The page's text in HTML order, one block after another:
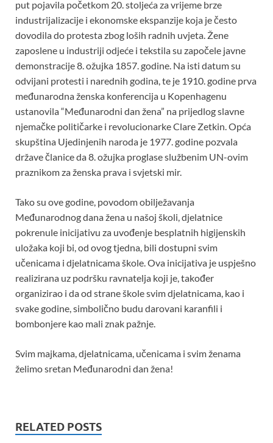
put pojavila početkom 20. stoljeća za vrijeme brze
industrijalizacije i ekonomske ekspanzije koja je često
dovodila do protesta zbog loših radnih uvjeta. Žene
zaposlene u industriji odjeće i tekstila su započele javne
demonstracije 8. ožujka 1857. godine. Na isti datum su
odvijani protesti i narednih godina, te je 1910. godine prva
međunarodna ženska konferencija u Kopenhagenu
ustanovila “Međunarodni dan žena” na prijedlog slavne
njemačke političarke i revolucionarke Clare Zetkin. Opća
skupština Ujedinjenih naroda je 1977. godine pozvala
države članice da 8. ožujka proglase službenim UN-ovim
praznikom za ženska prava i svjetski mir.
Tako su ove godine, povodom obilježavanja
Međunarodnog dana žena u našoj školi, djelatnice
pokrenule inicijativu za uvođenje besplatnih higijenskih
uložaka koji bi, od ovog tjedna, bili dostupni svim
učenicama i djelatnicama škole. Ova inicijativa je uspješno
realizirana uz podršku ravnatelja koji je, također
organizirao i da od strane škole svim djelatnicama, kao i
svake godine, simbolično budu darovani karanfili i
bombonjere kao mali znak pažnje.
Svim majkama, djelatnicama, učenicama i svim ženama
želimo sretan Međunarodni dan žena!
RELATED POSTS